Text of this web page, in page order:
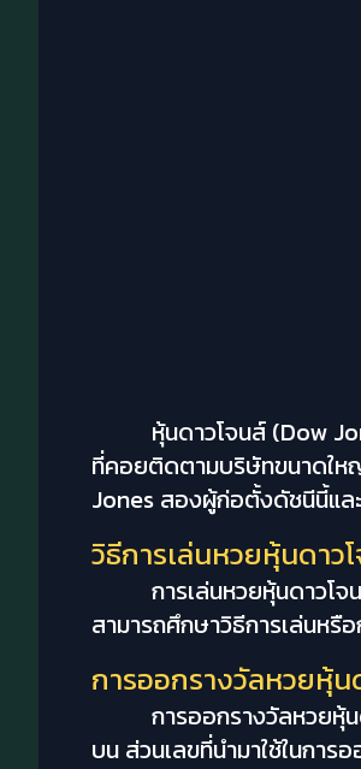
หุ้นดาวโจนส์ (Dow
ที่คอยติดตามบริษัทขนาดให
Jones สองผู้ก่อตั้งดัชนีนี้แล
วิธีการเล่นหวยหุ้นดาว
การเล่นหวยหุ้นดาวโ
สามารถศึกษาวิธีการเล่นหรื
การออกรางวัลหวยหุ้น
การออกรางวัลหวยหุ้
บน ส่วนเลขที่นำมาใช้ในกา